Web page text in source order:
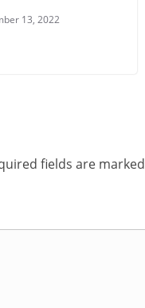
13, 2022
fields are marked